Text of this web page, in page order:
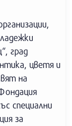
град
цветя и
на
специални
за